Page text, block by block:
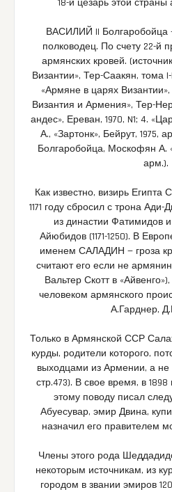
18-й цезарь этой страны
ВАСИЛИЙ II Болгаробойца —
полководец. По счету 22-й
армянских кровей.
Византии», Тер-Саакян, тома
«Армяне в царях
Византия и Армения», Тер-
андес», Ереван, 1970, N1; 4.
А., «Зартонк», Бейрут, 1975,
Болгаробойца, Москофян А.
арм.).
Как известно, визирь Египта
1171 году сбросил с трона
из династии Фатимидов
Айюбидов (1171-1250). В
именем САЛАДИН — гроза
считают его если не
Вальтер Скотт в
человеком армянского
А.Гарднер,
Только в Армянской ССР
курды, родители которого,
выходцами из Армении, а
стр.473). В свое время, в
этому поводу писал
Абуесувар, эмир Двина,
назначил его правителем
Члены этого рода
некоторым источникам, из
городом в звании эмиров